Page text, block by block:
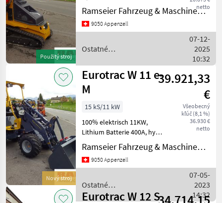
Eurotrac
Weidemann
Thaler
Fuchs
Giant
Zobrazit
všech
51
MODEL
Použitý stroj
netto
Fahrantrieb, Hubkraft
450KG, Hubhöhe 220cm,
Aussenbreite 88cm,
Ladeschaufel 90cm. Weitere
Ramseier Fahrzeug & Maschinen AG
9050 Appenzell
Ostatné
stroje / Eurotrac
07-12-
2025
10:32
Nový stroj
Eurotrac W 11 e-
M
39.921,33
€
Všeobecný
kľúč (8,1 %)
36.930 €
netto
15 kS/11 kW
100% elektrisch 11KW,
Lithium Batterie 400A, hydr.
Geräte-schnellwechsler,
Zusatzsteurkreis,
Schutzdach, Bereifung
und Anbaugeräte ab Lag
Ramseier Fahrzeug & Maschinen AG
9050 Appenzell
Ostatné
poľnohospodárske silové
07-05-
2023
14:32
Eurotrac W 12 S